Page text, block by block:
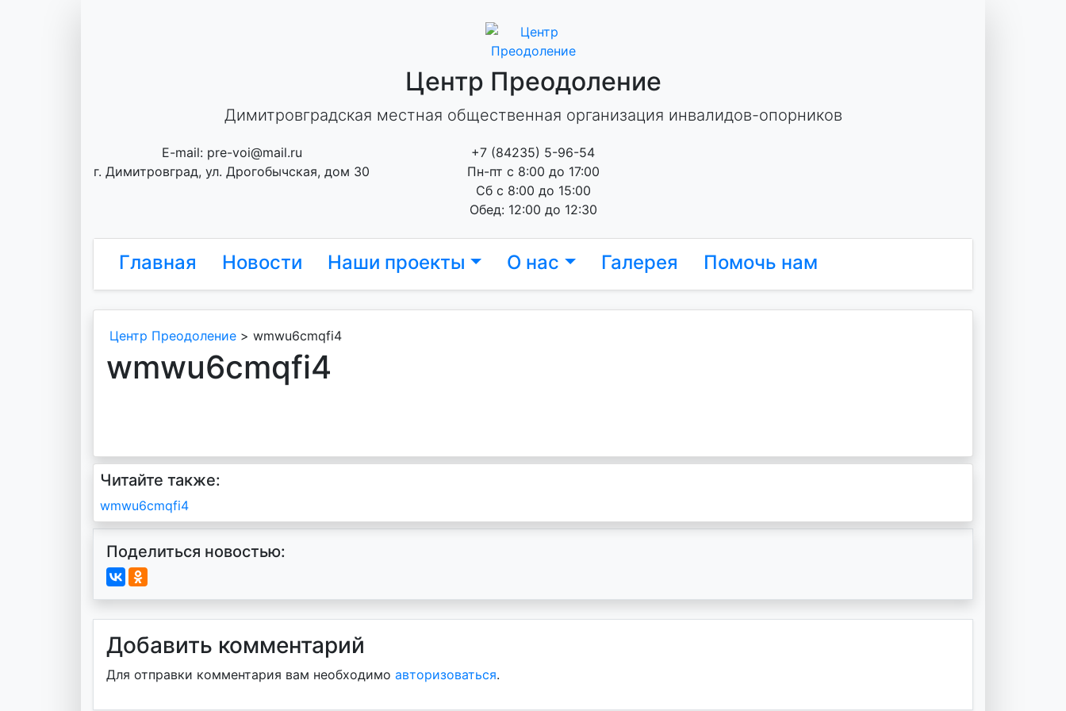
Центр Преодоление
Димитровградская местная общественная организация инвалидов-опорников
E-mail: pre-voi@mail.ru
г. Димитровград, ул. Дрогобычская, дом 30
+7 (84235) 5-96-54
Пн-пт с 8:00 до 17:00
Сб с 8:00 до 15:00
Обед: 12:00 до 12:30
Главная Новости Наши проекты О нас Галерея Помочь нам
Центр Преодоление > wmwu6cmqfi4
wmwu6cmqfi4
Читайте также:
Навигация
по
записям
wmwu6cmqfi4
Поделиться новостью:
Добавить комментарий
Для отправки комментария вам необходимо авторизоваться.